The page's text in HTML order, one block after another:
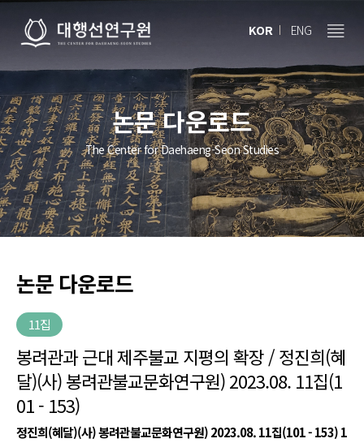
KOR ENG
논문 다운로드
The Center for Daehaeng-Seon Studies
논문 다운로드
11집
봉려관과 근대 제주불교 지평의 확장 / 정진희(혜
달)(사) 봉려관불교문화연구원) 2023.08. 11집(1
01 - 153)
정진희(혜달)(사) 봉려관불교문화연구원) 2023.08. 11집(101 - 153)1